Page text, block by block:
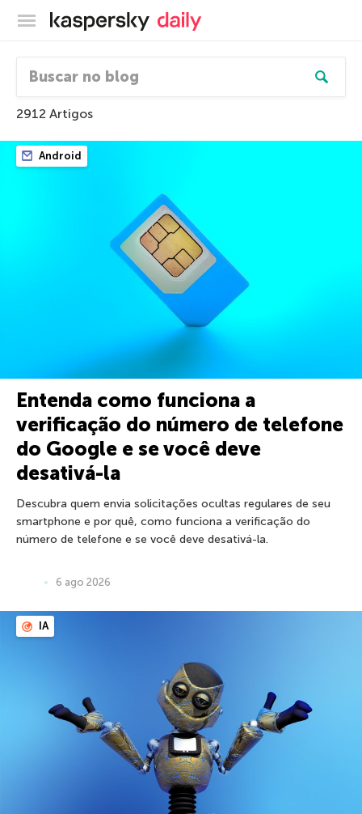
Blog oficial da Kaspersky
2912 Artigos
Android
Entenda como funciona a
verificação do número de telefone
do Google e se você deve
desativá-la
Descubra quem envia solicitações ocultas regulares de seu
smartphone e por quê, como funciona a verificação do
número de telefone e se você deve desativá-la.
6 ago 2026
IA